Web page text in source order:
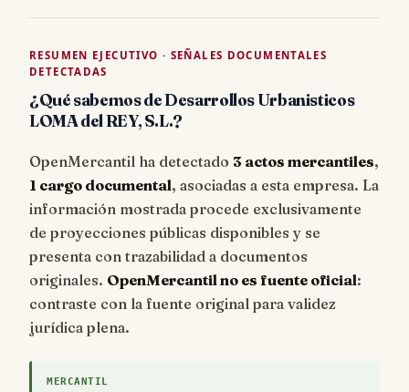
RESUMEN EJECUTIVO · SEÑALES DOCUMENTALES
DETECTADAS
¿Qué sabemos de Desarrollos Urbanisticos
LOMA del REY, S.L.?
OpenMercantil ha detectado 3 actos mercantiles,
1 cargo documental, asociadas a esta empresa. La
información mostrada procede exclusivamente
de proyecciones públicas disponibles y se
presenta con trazabilidad a documentos
originales. OpenMercantil no es fuente oficial:
contraste con la fuente original para validez
jurídica plena.
MERCANTIL